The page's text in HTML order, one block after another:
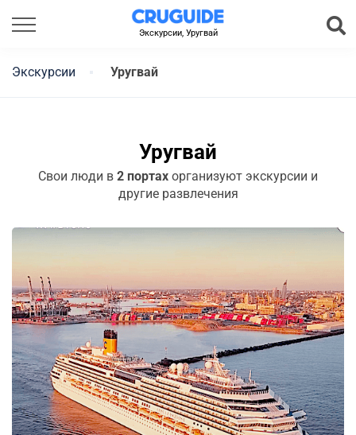
Экскурсии, Уругвай
Экскурсии Уругвай
Уругвай
Свои люди в 2 портах организуют экскурсии и
другие развлечения